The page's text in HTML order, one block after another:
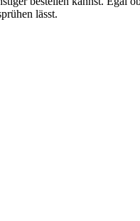
lässt.